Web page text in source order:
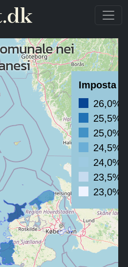
nei
Imposta
26,0%
25,5%
25,0%
24,5%
24,0%
23,5%
23,0%